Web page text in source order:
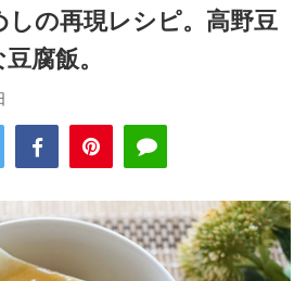
しの再現レシピ。高野豆
腐飯。